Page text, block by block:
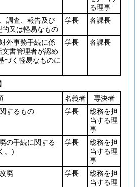
る理事
調査、報告及び
的又は軽易なもの
学長 各課長
外事務手続に係
書管理者が認め
づく軽易なものに
学長 各課長
名義者
専決者
するもの
学長
総務を担
当する理
事
の手続に関する
。)
学長
総務を担
当する理
事
廃
学長
総務を担
当する理